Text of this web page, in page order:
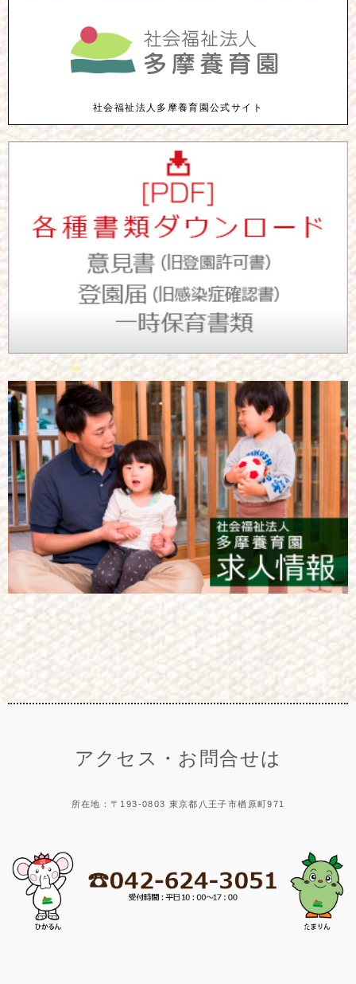
社会福祉法人多摩養育園公式サイト
アクセス・お問合せは
所在地：〒193-0803 東京都八王子市楢原町971